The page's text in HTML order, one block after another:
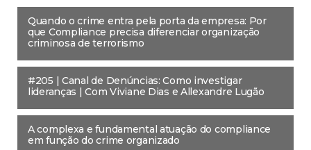
Quando o crime entra pela porta da empresa: Por
que Compliance precisa diferenciar organização
criminosa de terrorismo
#205 | Canal de Denúncias: Como investigar
lideranças | Com Viviane Dias e Allexandre Lugão
A complexa e fundamental atuação do compliance
em função do crime organizado